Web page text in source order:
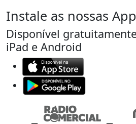
Instale as nossas
Disponível
iPad e Android